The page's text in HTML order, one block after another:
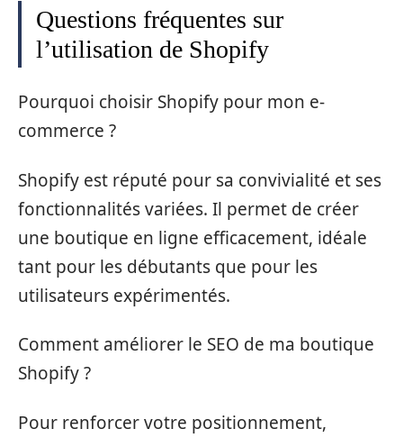
Questions fréquentes sur
l’utilisation de Shopify
Pourquoi choisir Shopify pour mon e-
commerce ?
Shopify est réputé pour sa convivialité et ses
fonctionnalités variées. Il permet de créer
une boutique en ligne efficacement, idéale
tant pour les débutants que pour les
utilisateurs expérimentés.
Comment améliorer le SEO de ma boutique
Shopify ?
Pour renforcer votre positionnement,